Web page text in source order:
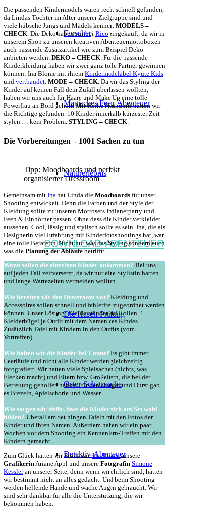
Forscher
Magisches Feen-Abenteuer
Naturerlebnis
DOWNLOAD-ABENTEUER
Die Hasen-Prüfung
Oster-Schatzsuche
Detektiv-Abenteuer
Die passenden Kindermodels waren recht schnell gefunden,
da Lindas Töchter im Alter unserer Zielgruppe sind und
viele hübsche Jungs und Mädels kennen. MODELS –
CHECK. Die Deko haben wir bei Rico eingekauft, da wir in
unserem Shop zu unseren kreativen Abenteuermottoboxen
auch passende Zusatzartikel wie zum Beispiel Deko
anbieten werden. DEKO – CHECK. Für die passende
Kinderkleidung haben wir zwei ganz tolle Partner gewinnen
können: Ina Blome mit ihrem Kindermodelabel Kyute Kids
und vertbaudet. MODE – CHECK. Da wir das Styling der
Kinder auf keinen Fall dem Zufall überlassen wollten,
haben wir uns auch für Haare und Make-Up eine tolle
Powerfrau an Bord geholt. Mit Heike Naundorff hatten wir
die Richtige gefunden. 10 Kinder innerhalb kürzester Zeit
stylen … kein Problem. STYLING – CHECK.
Die Vorbereitungen – 1001 Sachen zu tun
Tipp: Moodboards und perfekt
organisierter Dressroom
Gemeinsam mit Ina hat Linda die Moodboards für unser
Shooting entwickelt. Denn die Farben und der Style der
Kleidung sollte zu unseren Mottosets Indianerparty und
Feen & Einhörner passen. Ohne dass die Kinder verkleidet
aussehen. Cool, lässig und stylisch sollte es sein. Ina, die als
Designerin viel Erfahrung mit Kinderfotoshootings hat, war
eine tolle Beraterin. Nicht nur was das Styling sondern auch
was die Planung der Abläufebetrifft:
Wann sollen die einzelnen Kinder ankommen? Bei uns
auf jeden Fall zeitversetzt, da wir nur eine Stylistin hatten
und lange Wartezeiten vermeiden wollten.
Wie bereiten wir den Dressroom vor? Kleidung und
Accessoires sollen schnell und fehlerfrei zugeordnet werden
können. Unser Lösung: Kleiderständer auf Rollen. 1
Kleiderbügel je Outfit mit dem Namen des Kindes.
Zusätzlich Tafel mit Kindern in den Outfits (vom
Vortreffen).
Wie halten wir die Kinder bei Laune? Es gibt immer
Leerläufe und nicht alle Kinder werden gleichzeitig
fotografiert. Wir hatten viele Spielsachen (nichts, was
Flecken macht) und Eltern bzw. Großeltern, die bei der
Betreuung geholfen haben. Für den Hunger und Durst gab
es Brezeln, Apfelschorle und Wasser.
Wie sorgen wir dafür, dass die Kinder sich am Set wohl
fühlen? Überall am Set hingen Tafeln mit den Fotos der
Kinder und ihren Namen. Außerdem haben wir ein paar
Wochen vor dem Shooting ein Kennenlern-Treffen mit den
Kindern gemacht.
Zum Glück hatten wir Profis wieIna Blome, unsere
Grafikerin Ariane Appl und unsere Fotografin Simone
Kessleran unserer Seite, denn wenn wir ehrlich sind, hätten
wir bestimmt nicht an alles gedacht. Und beim Shooting
werden helfende Hände und wache Augen gebraucht. Wir
sind sehr dankbar für alle die Unterstützung, die wir
bekommen haben.